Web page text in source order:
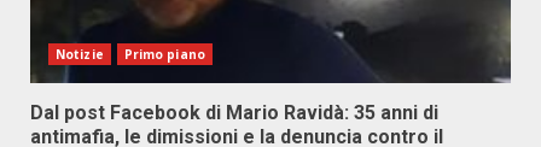
Notizie Primo piano
Dal post Facebook di Mario Ravidà: 35 anni di
antimafia, le dimissioni e la denuncia contro il